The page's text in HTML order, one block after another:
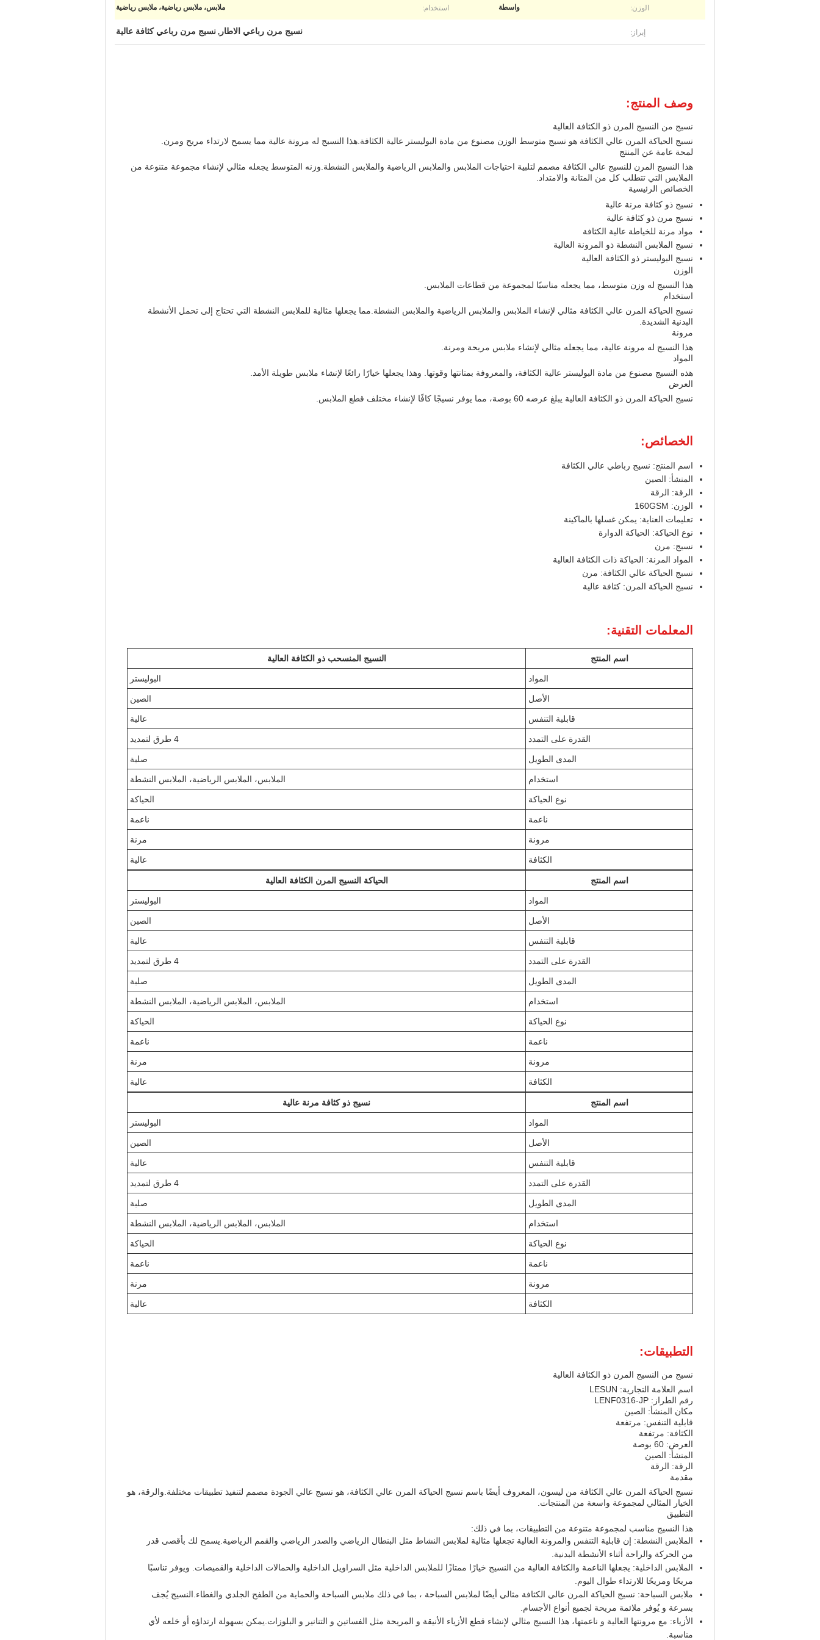
الوزن: واسطة استخدام: ملابس، ملابس رياضية، ملابس رياضية
إبراز: نسيج مرن رباعي الاطار , نسيج مرن رباعي كثافة عالية
وصف المنتج:
نسيج من النسيج المرن ذو الكثافة العالية
نسيج الحياكة المرن عالي الكثافة هو نسيج متوسط الوزن مصنوع من مادة البوليستر عالية الكثافة.هذا النسيج له مرونة عالية مما يسمح لارتداء مريح ومرن.
لمحة عامة عن المنتج
هذا النسيج المرن للنسيج عالي الكثافة مصمم لتلبية احتياجات الملابس والملابس الرياضية والملابس النشطة.وزنه المتوسط يجعله مثالي لإنشاء مجموعة متنوعة من
الملابس التي تتطلب كل من المتانة والامتداد.
الخصائص الرئيسية
نسيج ذو كثافة مرنة عالية
نسيج مرن ذو كثافة عالية
مواد مرنة للخياطة عالية الكثافة
نسيج الملابس النشطة ذو المرونة العالية
نسيج البوليستر ذو الكثافة العالية
الوزن
هذا النسيج له وزن متوسط، مما يجعله مناسبًا لمجموعة من قطاعات الملابس.
استخدام
نسيج الحياكة المرن عالي الكثافة مثالي لإنشاء الملابس والملابس الرياضية والملابس النشطة.مما يجعلها مثالية للملابس النشطة التي تحتاج إلى تحمل الأنشطة
البدنية الشديدة.
مرونة
هذا النسيج له مرونة عالية، مما يجعله مثالي لإنشاء ملابس مريحة ومرنة.
المواد
هذه النسيج مصنوع من مادة البوليستر عالية الكثافة، والمعروفة بمتانتها وقوتها. وهذا يجعلها خيارًا رائعًا لإنشاء ملابس طويلة الأمد.
العرض
نسيج الحياكة المرن ذو الكثافة العالية يبلغ عرضه 60 بوصة، مما يوفر نسيجًا كافًا لإنشاء مختلف قطع الملابس.
الخصائص:
اسم المنتج: نسيج رباطي عالي الكثافة
المنشأ: الصين
الرقة: الرقة
الوزن: 160GSM
تعليمات العناية: يمكن غسلها بالماكينة
نوع الحياكة: الحياكة الدوارة
نسيج: مرن
المواد المرنة: الحياكة ذات الكثافة العالية
نسيج الحياكة عالي الكثافة: مرن
نسيج الحياكة المرن: كثافة عالية
المعلمات التقنية:
اسم المنتج النسيج المنسحب ذو الكثافة العالية
المواد البوليستر
الأصل الصين
قابلية التنفس عالية
القدرة على التمدد 4 طرق لتمديد
المدى الطويل صلبة
استخدام الملابس، الملابس الرياضية، الملابس النشطة
نوع الحياكة الحياكة
ناعمة ناعمة
مرونة مرنة
الكثافة عالية
اسم المنتج الحياكة النسيج المرن الكثافة العالية
المواد البوليستر
الأصل الصين
قابلية التنفس عالية
القدرة على التمدد 4 طرق لتمديد
المدى الطويل صلبة
استخدام الملابس، الملابس الرياضية، الملابس النشطة
نوع الحياكة الحياكة
ناعمة ناعمة
مرونة مرنة
الكثافة عالية
اسم المنتج نسيج ذو كثافة مرنة عالية
المواد البوليستر
الأصل الصين
قابلية التنفس عالية
القدرة على التمدد 4 طرق لتمديد
المدى الطويل صلبة
استخدام الملابس، الملابس الرياضية، الملابس النشطة
نوع الحياكة الحياكة
ناعمة ناعمة
مرونة مرنة
الكثافة عالية
التطبيقات:
نسيج من النسيج المرن ذو الكثافة العالية
اسم العلامة التجارية: LESUN
رقم الطراز: LENF0316-JP
مكان المنشأ: الصين
قابلية التنفس: مرتفعة
الكثافة: مرتفعة
العرض: 60 بوصة
المنشأ: الصين
الرقة: الرقة
مقدمة
نسيج الحياكة المرن عالي الكثافة من ليسون، المعروف أيضًا باسم نسيج الحياكة المرن عالي الكثافة، هو نسيج عالي الجودة مصمم لتنفيذ تطبيقات مختلفة.والرقة، هو
الخيار المثالي لمجموعة واسعة من المنتجات.
التطبيق
هذا النسيج مناسب لمجموعة متنوعة من التطبيقات، بما في ذلك:
الملابس النشطة: إن قابلية التنفس والمرونة العالية تجعلها مثالية لملابس النشاط مثل البنطال الرياضي والصدر الرياضي والقمم الرياضية.يسمح لك بأقصى قدر
من الحركة والراحة أثناء الأنشطة البدنية.
الملابس الداخلية: يجعلها الناعمة والكثافة العالية من النسيج خيارًا ممتازًا للملابس الداخلية مثل السراويل الداخلية والحمالات الداخلية والقميصات. ويوفر تناسبًا
مريحًا ومريحًا للارتداء طوال اليوم.
ملابس السباحة: نسيج الحياكة المرن عالي الكثافة مثالي أيضًا لملابس السباحة ، بما في ذلك ملابس السباحة والحماية من الطفح الجلدي والغطاء.النسيج يُجف
بسرعة و يُوفر ملائمة مريحة لجميع أنواع الأجسام.
الأزياء: مع مرونتها العالية و ناعمتها، هذا النسيج مثالي لإنشاء قطع الأزياء الأنيقة و المريحة مثل الفساتين و التنانير و البلوزات.يمكن بسهولة ارتداؤه أو خلعه لأي
مناسبة.